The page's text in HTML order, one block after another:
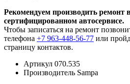
Рекомендуем производить ремонт
сертифицированном автосервисе.
Чтобы записаться на ремонт
телефона +7 963-448-56-77 или
страницу контактов.
Артикул 070.535
Производитель Sampa